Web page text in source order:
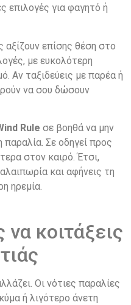
επιλογές για φαγητό ή
επίσης θέση στο
με ευκολότερη
Αν ταξιδεύεις με παρέα ή
να σου δώσουν
Rule σε βοηθά να μην
παραλία. Σε οδηγεί προς
στον καιρό. Έτσι,
και αφήνεις τη
ηρεμία.
κοιτάξεις
Οι νότιες παραλίες
ή λιγότερο άνετη